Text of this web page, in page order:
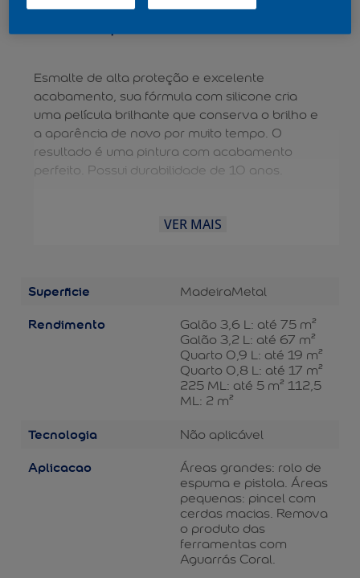
Esmalte de alta proteção e excelente
acabamento, sua fórmula com silicone cria
uma película brilhante que conserva o brilho e
a aparência de novo por muito tempo. O
resultado é uma pintura com acabamento
perfeito. Possui durabilidade de 10 anos.
VER MAIS
Superficie MadeiraMetal
Rendimento
Galão 3,6 L: até 75 m²
Galão 3,2 L: até 67 m²
Quarto 0,9 L: até 19 m²
Quarto 0,8 L: até 17 m²
225 ML: até 5 m² 112,5
ML: 2 m²
Tecnologia Não aplicável
Aplicacao
Áreas grandes: rolo de
espuma e pistola. Áreas
pequenas: pincel com
cerdas macias. Remova
o produto das
ferramentas com
Aguarrás Coral.